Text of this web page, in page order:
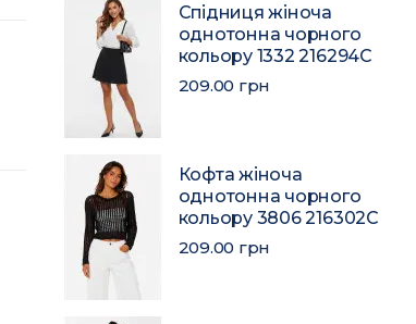
Спідниця жіноча
однотонна чорного
кольору 1332 216294C
209.00 грн
Кофта жіноча
однотонна чорного
кольору 3806 216302C
209.00 грн